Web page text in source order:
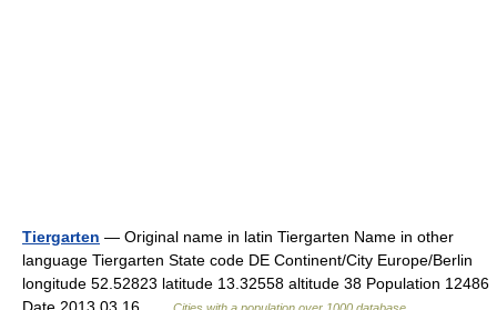
Tiergarten — Original name in latin Tiergarten Name in other
language Tiergarten State code DE Continent/City Europe/Berlin
longitude 52.52823 latitude 13.32558 altitude 38 Population 12486